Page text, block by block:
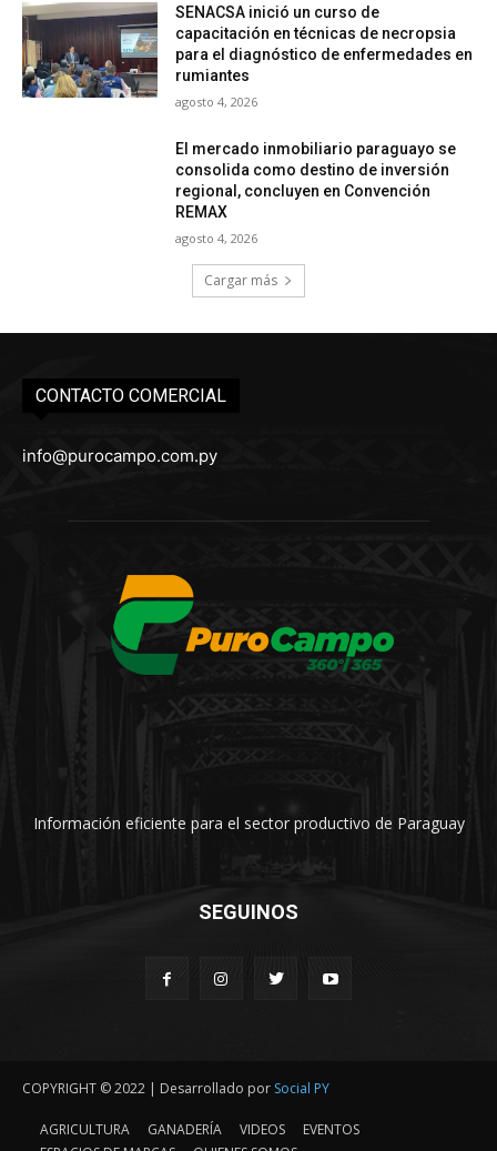
SENACSA inició un curso de
capacitación en técnicas de necropsia
para el diagnóstico de enfermedades en
rumiantes
agosto 4, 2026
El mercado inmobiliario paraguayo se
consolida como destino de inversión
regional, concluyen en Convención
REMAX
agosto 4, 2026
Cargar más
CONTACTO COMERCIAL
info@purocampo.com.py
Información eficiente para el sector productivo de Paraguay
SEGUINOS
COPYRIGHT © 2022 | Desarrollado por Social PY
AGRICULTURA GANADERÍA VIDEOS
EVENTOS